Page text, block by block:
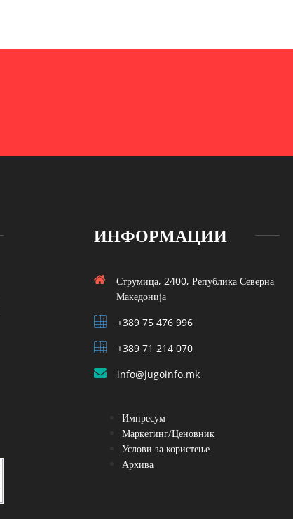
ИНФОРМАЦИИ
Струмица, 2400, Република Северна
Македонија
+389 75 476 996
+389 71 214 070
info@jugoinfo.mk
Импресум
Маркетинг/Ценовник
Услови за користење
Архива